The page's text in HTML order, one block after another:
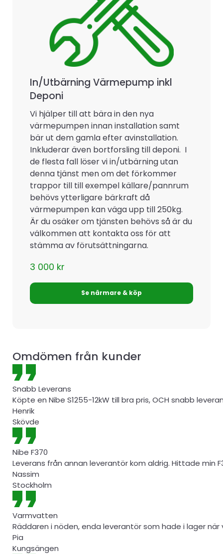
In/Utbärning Värmepump inkl
Deponi
Vi hjälper till att bära in den nya
värmepumpen innan installation samt
bär ut dem gamla efter avinstallation.
Inkluderar även bortforsling till deponi. I
de flesta fall löser vi in/utbärning utan
denna tjänst men om det förkommer
trappor till till exempel källare/pannrum
behövs ytterligare bärkraft då
värmepumpen kan väga upp till 250kg.
Är du osäker om tjänsten behövs så är du
välkommen att kontakta oss för att
stämma av förutsättningarna.
3 000 kr
Se närmare & köp
Omdömen från kunder
Snabb Leverans
Köpte en Nibe S1255-12kW till bra pris, OCH snabb
Henrik
Skövde
Nibe F370
Leverans från annan leverantör kom aldrig. Hittade min
Nassim
Stockholm
Varmvatten
Räddaren i nöden, enda leverantör som hade i lager när
Pia
Kungsängen